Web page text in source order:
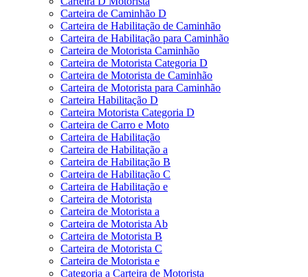
Carteira de Caminhão D
Carteira de Habilitação de Caminhão
Carteira de Habilitação para Caminhão
Carteira de Motorista Caminhão
Carteira de Motorista Categoria D
Carteira de Motorista de Caminhão
Carteira de Motorista para Caminhão
Carteira Habilitação D
Carteira Motorista Categoria D
Carteira de Carro e Moto
Carteira de Habilitação
Carteira de Habilitação a
Carteira de Habilitação B
Carteira de Habilitação C
Carteira de Habilitação e
Carteira de Motorista
Carteira de Motorista a
Carteira de Motorista Ab
Carteira de Motorista B
Carteira de Motorista C
Carteira de Motorista e
Categoria a Carteira de Motorista